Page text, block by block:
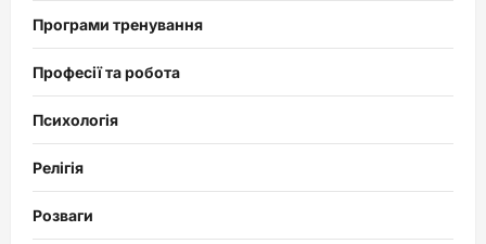
Програми тренування
Професії та робота
Психологія
Релігія
Розваги